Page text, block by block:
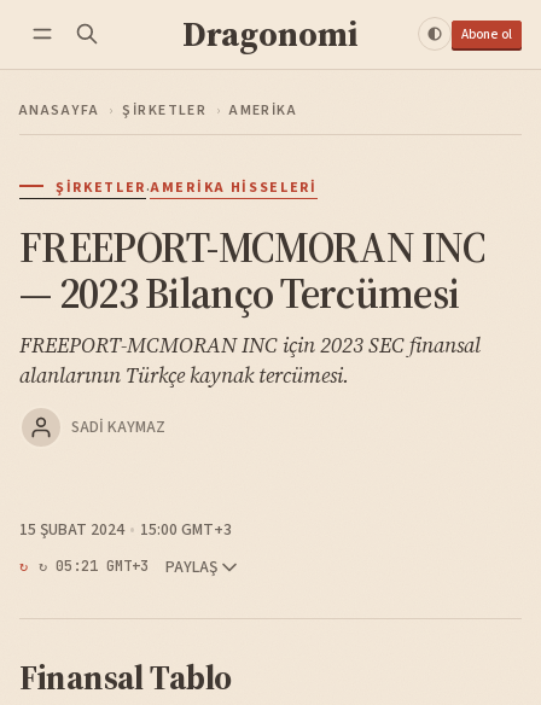
Dragonomi Abone ol
ANASAYFA › ŞIRKETLER › AMERIKA
ŞIRKETLER·AMERIKA HISSELERI
FREEPORT-MCMORAN INC
— 2023 Bilanço Tercümesi
FREEPORT-MCMORAN INC için 2023 SEC finansal
alanlarının Türkçe kaynak tercümesi.
SADI KAYMAZ
15 ŞUBAT 2024 15:00 GMT+3
↻ 05:21 GMT+3 PAYLAŞ
Finansal Tablo